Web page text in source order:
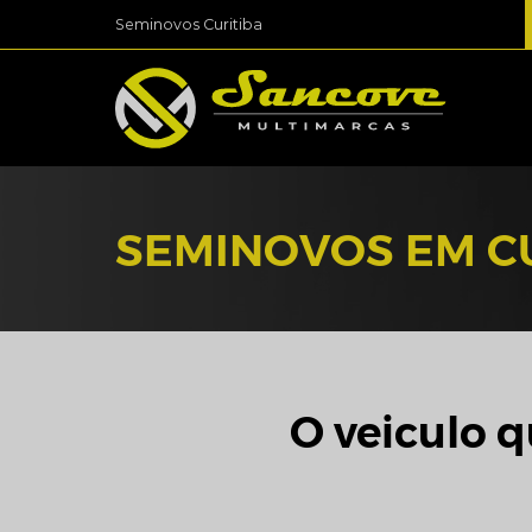
Seminovos Curitiba
SEMINOVOS EM
O veiculo